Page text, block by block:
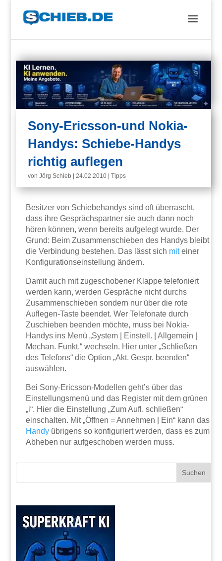
Sony-Ericsson-und Nokia-
Handys: Schiebe-Handys
richtig auflegen
vonJörg Schieb |24.02.2010 |Tipps
Besitzer von Schiebehandys sind oft überrascht,
dass ihre Gesprächspartner sie auch dann noch
hören können, wenn bereits aufgelegt wurde. Der
Grund: Beim Zusammenschieben des Handys bleibt
die Verbindung bestehen. Das lässt sich miteiner
Konfigurationseinstellung ändern.
Damit auch mit zugeschobener Klappe telefoniert
werden kann, werden Gespräche nicht durchs
Zusammenschieben sondern nur über die rote
Auflegen-Taste beendet. Wer Telefonate durch
Zuschieben beenden möchte, muss bei Nokia-
Handys ins Menü „System | Einstell. | Allgemein |
Mechan. Funkt.“ wechseln. Hier unter „Schließen
des Telefons“ die Option „Akt. Gespr. beenden“
auswählen.
Bei Sony-Ericsson-Modellen geht’s über das
Einstellungsmenü und das Register mit dem grünen
„i“. Hier die Einstellung „Zum Aufl. schließen“
einschalten. Mit „Öffnen = Annehmen | Ein“ kann das
Handy übrigens so konfiguriert werden, dass es zum
Abheben nur aufgeschoben werden muss.